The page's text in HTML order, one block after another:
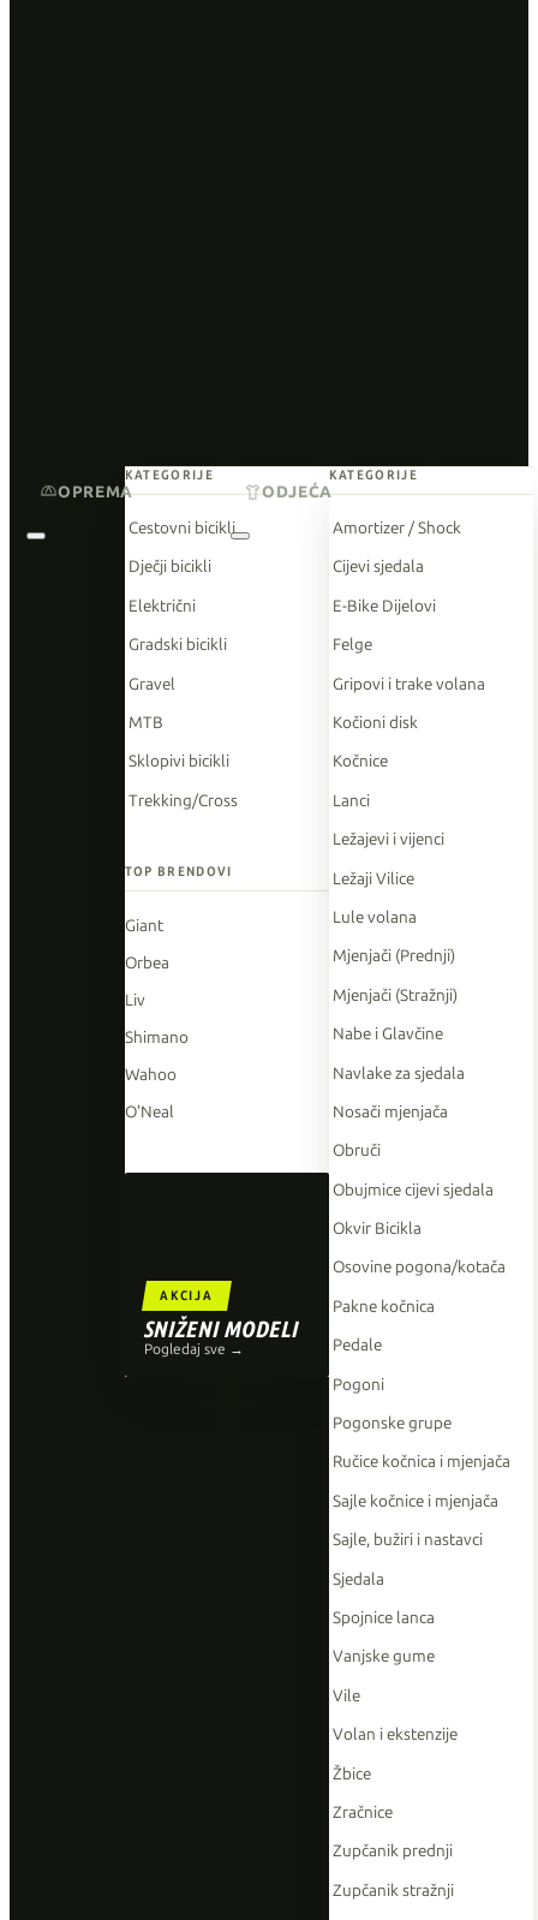
KATEGORIJE
Cestovni bicikli
Dječji bicikli
Električni
Gradski bicikli
Gravel
MTB
Sklopivi bicikli
Trekking/Cross
TOP BRENDOVI
Giant
Orbea
Liv
Shimano
Wahoo
O'Neal
AKCIJA
SNIŽENI MODELI
Pogledaj sve →
KATEGORIJE
Amortizer / Shock
Cijevi sjedala
E-Bike Dijelovi
Felge
Gripovi i trake volana
Kočioni disk
Kočnice
Lanci
Ležajevi i vijenci
Ležaji Vilice
Lule volana
Mjenjači (Prednji)
Mjenjači (Stražnji)
Nabe i Glavčine
Navlake za sjedala
Nosači mjenjača
Obruči
Obujmice cijevi sjedala
Okvir Bicikla
Osovine pogona/kotača
Pakne kočnica
Pedale
Pogoni
Pogonske grupe
Ručice kočnica i mjenjača
Sajle kočnice i mjenjača
Sajle, bužiri i nastavci
Sjedala
Spojnice lanca
Vanjske gume
Vile
Volan i ekstenzije
Žbice
Zračnice
Zupčanik prednji
Zupčanik stražnji
OPREMA ODJEĆA